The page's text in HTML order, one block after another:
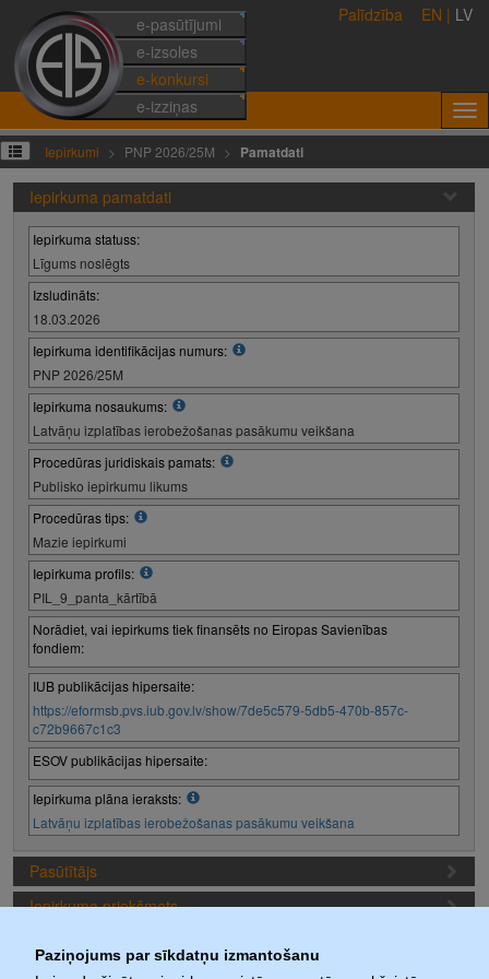
Paziņojums par sīkdatņu izmantošanu
e-pasūtījumi
e-izsoles
e-konkursi
e-izziņas
Palīdzība EN | LV
Iepirkumi PNP 2026/25M Pamatdati
Iepirkuma pamatdati
Iepirkuma statuss:
Līgums noslēgts
Izsludināts:
18.03.2026
Iepirkuma identifikācijas numurs:
PNP 2026/25M
Iepirkuma nosaukums:
Latvāņu izplatības ierobežošanas pasākumu veikšana
Procedūras juridiskais pamats:
Publisko iepirkumu likums
Procedūras tips:
Mazie iepirkumi
Iepirkuma profils:
PIL_9_panta_kārtībā
Norādiet, vai iepirkums tiek finansēts no Eiropas Savienības
fondiem:
IUB publikācijas hipersaite:
https://eformsb.pvs.iub.gov.lv/show/7de5c579-5db5-470b-857c-
c72b9667c1c3
ESOV publikācijas hipersaite:
Iepirkuma plāna ieraksts:
Latvāņu izplatības ierobežošanas pasākumu veikšana
Pasūtītājs
Iepirkuma priekšmets